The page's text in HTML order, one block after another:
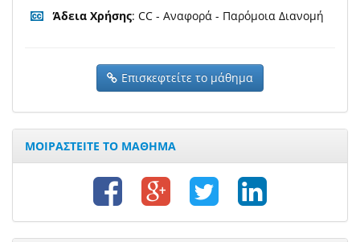
Άδεια Χρήσης: CC - Αναφορά - Παρόμοια Διανομή
Επισκεφτείτε το μάθημα
ΜΟΙΡΑΣΤΕΙΤΕ ΤΟ ΜΑΘΗΜΑ